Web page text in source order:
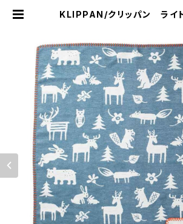
KLIPPAN/クリッパン ライ